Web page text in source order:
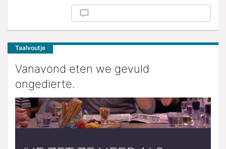
Taalvoutje
Vanavond eten we gevuld
ongedierte.